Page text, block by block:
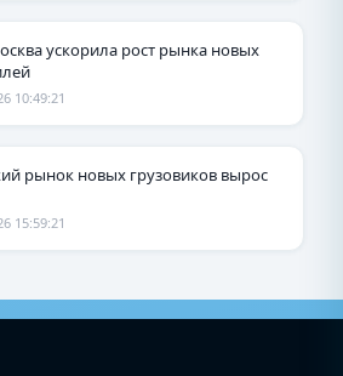
ускорила рост рынка новых
10:49:21
рынок новых грузовиков вырос
15:59:21